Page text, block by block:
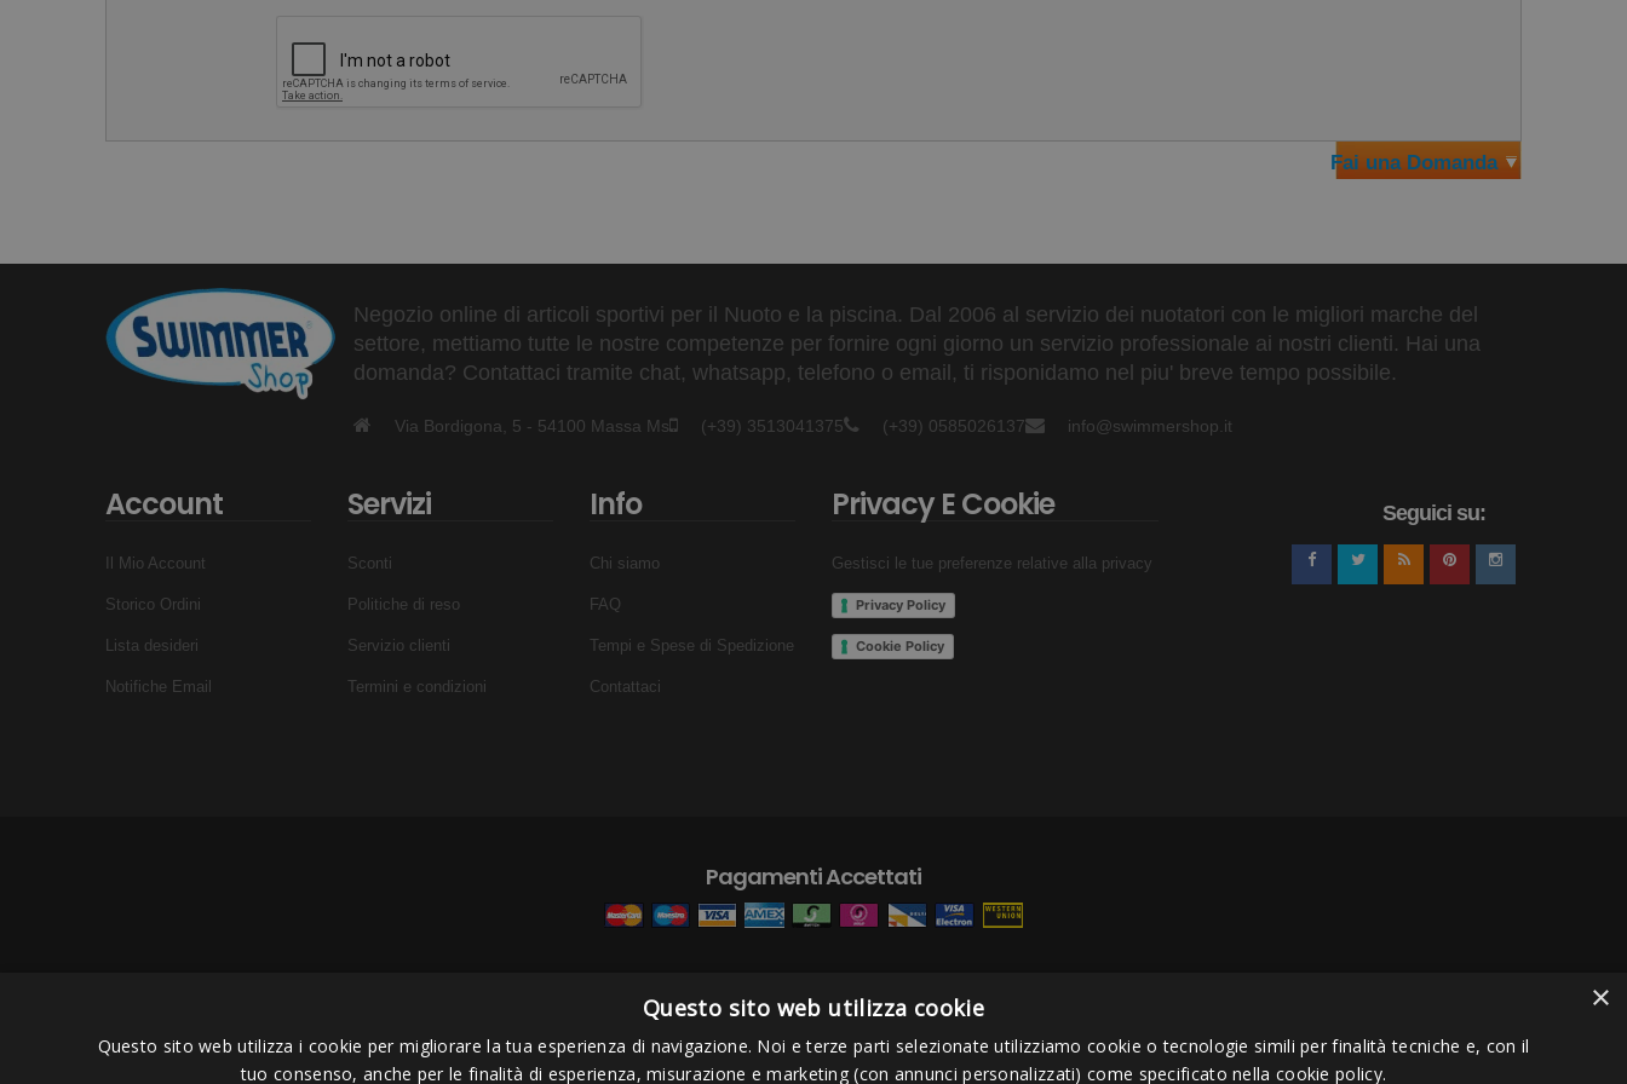
Fai una Domanda
Negozio online di articoli sportivi per il Nuoto e la piscina. Dal 2006 al servizio dei nuotatori con le migliori marche del
settore, mettiamo tutte le nostre competenze per fornire ogni giorno un servizio professionale ai nostri clienti. Hai una
domanda? Contattaci tramite chat, whatsapp, telefono o email, ti risponidamo nel piu' breve tempo possibile.
Via Bordigona, 5 - 54100 Massa Ms (+39) 3513041375 (+39) 0585026137 info@swimmershop.it
Account
Il Mio Account
Storico Ordini
Lista desideri
Notifiche Email
Servizi
Sconti
Politiche di reso
Servizio clienti
Termini e condizioni
Info
Chi siamo
FAQ
Tempi e Spese di Spedizione
Contattaci
Privacy E Cookie
Gestisci le tue preferenze relative alla privacy
Privacy Policy
Cookie Policy
Seguici su:
Pagamenti Accettati
Copyright © 2006 - 2023 - - Via Bordigona, 5 - 54100 Massa MS - Tel 0585026137 - P.IVA 01151030457 - REA MS 117168
×
Questo sito web utilizza cookie
Questo sito web utilizza i cookie per migliorare la tua esperienza di navigazione. Noi e terze parti selezionate utilizziamo cookie o tecnologie simili per finalità tecniche e, con il
tuo consenso, anche per le finalità di esperienza, misurazione e marketing (con annunci personalizzati) come specificato nella cookie policy.